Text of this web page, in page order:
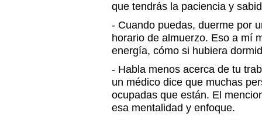
que tendrás la paciencia y
- Cuando puedas, duerme por
horario de almuerzo. Eso a mí
energía, cómo si hubiera
- Habla menos acerca de tu
un médico dice que muchas
ocupadas que están. El
esa mentalidad y enfoque.